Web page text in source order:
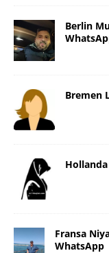
Berlin
Bremen
Fransa
WhatsApp